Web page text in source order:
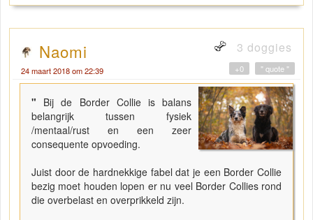
Naomi 3 doggies
24 maart 2018 om 22:39 " quote "
+0
" Bij de Border Collie is balans
belangrijk tussen fysiek
/mentaal/rust en een zeer
consequente opvoeding.
Juist door de hardnekkige fabel dat je een Border Collie
bezig moet houden lopen er nu veel Border Collies rond
die overbelast en overprikkeld zijn.